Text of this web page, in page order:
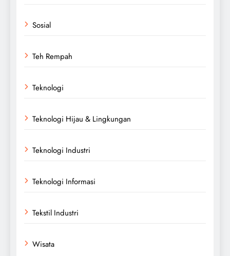
Sosial
Teh Rempah
Teknologi
Teknologi Hijau & Lingkungan
Teknologi Industri
Teknologi Informasi
Tekstil Industri
Wisata